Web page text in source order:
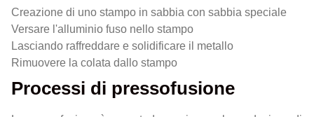
Creazione di uno stampo in sabbia con sabbia speciale
Versare l'alluminio fuso nello stampo
Lasciando raffreddare e solidificare il metallo
Rimuovere la colata dallo stampo
Processi di pressofusione